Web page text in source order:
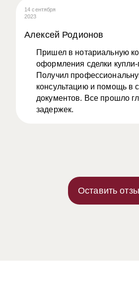
14 сентября
2023
Алексей Родионов
Пришел в нотариальную
оформления сделки
Получил
консультацию и помощь в
документов. Все прошло
задержек.
Оставить